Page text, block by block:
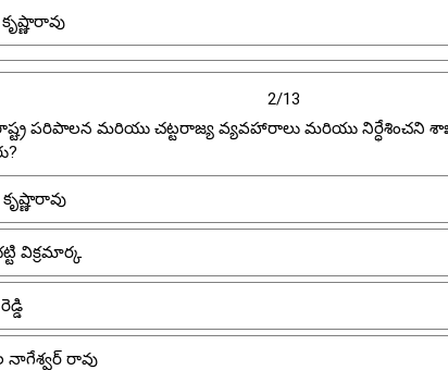
2/13
పరిపాలన మరియు చట్టరాజ్య వ్యవహారాలు మరియు నిర్ధేశించని
విక్రమార్క
నాగేశ్వర్ రావు